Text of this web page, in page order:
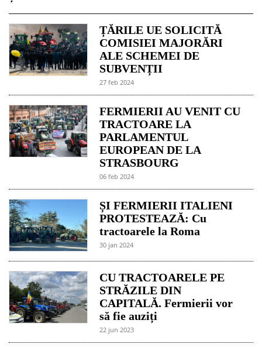
ȚĂRILE UE SOLICITĂ
COMISIEI MAJORĂRI
ALE SCHEMEI DE
SUBVENȚII
27 feb 2024
FERMIERII AU VENIT CU
TRACTOARE LA
PARLAMENTUL
EUROPEAN DE LA
STRASBOURG
06 feb 2024
ȘI FERMIERII ITALIENI
PROTESTEAZĂ: Cu
tractoarele la Roma
30 jan 2024
CU TRACTOARELE PE
STRĂZILE DIN
CAPITALĂ. Fermierii vor
să fie auziți
22 jun 2023